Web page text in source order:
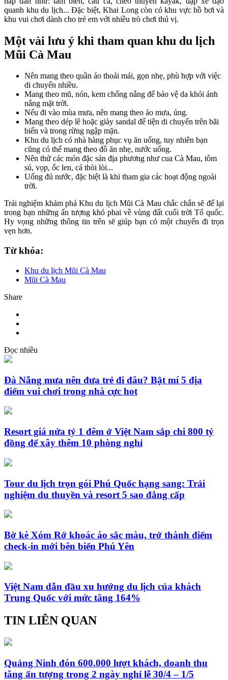
quanh khu du lịch... Đặc biệt, Khai Long còn có khu vực hồ bơi và
khu vui chơi dành cho trẻ em với nhiều trò chơi thú vị.
Một vài lưu ý khi tham quan khu du lịch
Mũi Cà Mau
Nên mang theo quần áo thoải mái, gọn nhẹ, phù hợp với việc
di chuyển nhiều.
Mang theo mũ, nón, kem chống nắng để bảo vệ da khỏi ánh
nắng mặt trời.
Nếu đi vào mùa mưa, nên mang theo áo mưa, ủng.
Mang theo dép lê hoặc giày sandal để tiện di chuyển trên bãi
biển và trong rừng ngập mặn.
Khu du lịch có nhà hàng phục vụ ăn uống, tuy nhiên bạn
cũng có thể mang theo đồ ăn nhẹ, nước uống.
Nên thử các món đặc sản địa phương như cua Cà Mau, tôm
sú, vọp, ốc len, cá thòi lòi...
Uống đủ nước, đặc biệt là khi tham gia các hoạt động ngoài
trời.
Trải nghiệm khám phá Khu du lịch Mũi Cà Mau chắc chắn sẽ để lại
trong bạn những ấn tượng khó phai về vùng đất cuối trời Tổ quốc.
Hy vọng những thông tin trên sẽ giúp bạn có một chuyến đi trọn
vẹn hơn.
Từ khóa:
Khu du lịch Mũi Cà Mau
Mũi Cà Mau
Share
Đọc nhiều
Đà Nẵng mưa nên đưa trẻ đi đâu? Bật mí 5 địa
điểm vui chơi trong nhà cực hot
Resort giá nửa tỷ 1 đêm ở Việt Nam sắp chi 800 tỷ
đồng để xây thêm 10 phòng nghỉ
Tour du lịch trọn gói Phú Quốc hạng sang: Trải
nghiệm du thuyền và resort 5 sao đẳng cấp
Bờ kè Xóm Rớ khoác áo sắc màu, trở thành điểm
check-in mới bên biển Phú Yên
Việt Nam dẫn đầu xu hướng du lịch của khách
Trung Quốc với mức tăng 164%
TIN LIÊN QUAN
Quảng Ninh đón 600.000 lượt khách, doanh thu
tăng ấn tượng trong 2 ngày nghỉ lễ 30/4 – 1/5